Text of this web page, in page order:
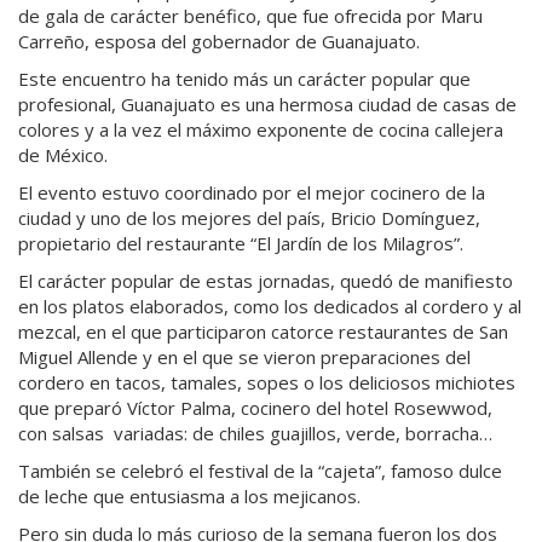
de gala de carácter benéfico, que fue ofrecida por Maru
Carreño, esposa del gobernador de Guanajuato.
Este encuentro ha tenido más un carácter popular que
profesional, Guanajuato es una hermosa ciudad de casas de
colores y a la vez el máximo exponente de cocina callejera
de México.
El evento estuvo coordinado por el mejor cocinero de la
ciudad y uno de los mejores del país, Bricio Domínguez,
propietario del restaurante “El Jardín de los Milagros”.
El carácter popular de estas jornadas, quedó de manifiesto
en los platos elaborados, como los dedicados al cordero y al
mezcal, en el que participaron catorce restaurantes de San
Miguel Allende y en el que se vieron preparaciones del
cordero en tacos, tamales, sopes o los deliciosos michiotes
que preparó Víctor Palma, cocinero del hotel Rosewwod,
con salsas variadas: de chiles guajillos, verde, borracha…
También se celebró el festival de la “cajeta”, famoso dulce
de leche que entusiasma a los mejicanos.
Pero sin duda lo más curioso de la semana fueron los dos